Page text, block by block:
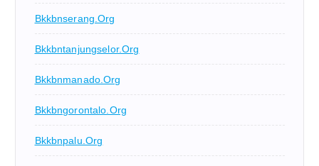
Bkkbnserang.org
Bkkbntanjungselor.org
Bkkbnmanado.org
Bkkbngorontalo.org
Bkkbnpalu.org